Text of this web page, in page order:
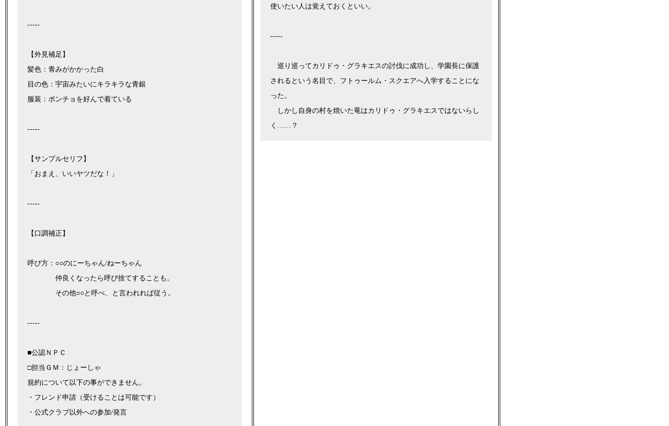
-----
【外見補足】
髪色：青みがかかった白
目の色：宇宙みたいにキラキラな青銀
服装：ポンチョを好んで着ている
-----
【サンプルセリフ】
「おまえ、いいヤツだな！」
-----
【口調補正】
呼び方：○○のにーちゃん/ねーちゃん
仲良くなったら呼び捨てすることも。
その他○○と呼べ、と言われれば従う。
-----
■公認ＮＰＣ
□担当ＧＭ：じょーしゃ
規約について以下の事ができません。
・フレンド申請（受けることは可能です）
・公式クラブ以外への参加/発言
使いたい人は覚えておくといい。
-----
巡り巡ってカリドゥ・グラキエスの討伐に成功し、学園長に保護
されるという名目で、フトゥールム・スクエアへ入学することにな
った。
しかし自身の村を焼いた竜はカリドゥ・グラキエスではないらし
く……？